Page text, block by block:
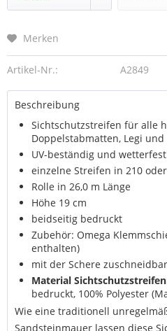
Merken
Artikel-Nr.: A2849
Beschreibung
Sichtschutzstreifen für alle
Doppelstabmatten, Legi
UV-beständig und wetterfest
einzelne Streifen in 210
Rolle in 26,0 m Länge
Höhe 19 cm
beidseitig bedruckt
Zubehör: Omega
enthalten)
mit der Schere zuschneidbar
Material Sichtschutzstreifen
bedruckt, 100% Polyester
Wie eine traditionell
Sandsteinmauer lassen diese